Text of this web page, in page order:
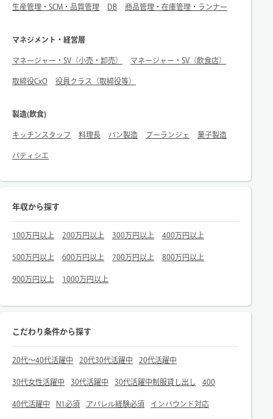
生産管理・SCM・品質管理 DB 商品管理・在庫管理・ランナー
マネジメント・経営層
マネージャー・SV（小売・卸売） マネージャー・SV（飲食店）
取締役CxO 役員クラス（取締役等）
製造(飲食)
キッチンスタッフ 料理長 パン製造 ブーランジェ 菓子製造
パティシエ
年収から探す
100万円以上 200万円以上 300万円以上 400万円以上
500万円以上 600万円以上 700万円以上 800万円以上
900万円以上 1000万円以上
こだわり条件から探す
20代～40代活躍中 20代30代活躍中 20代活躍中
30代女性活躍中 30代活躍中 30代活躍中制服貸し出し 400
40代活躍中 N1必須 アパレル経験必須 インバウンド対応